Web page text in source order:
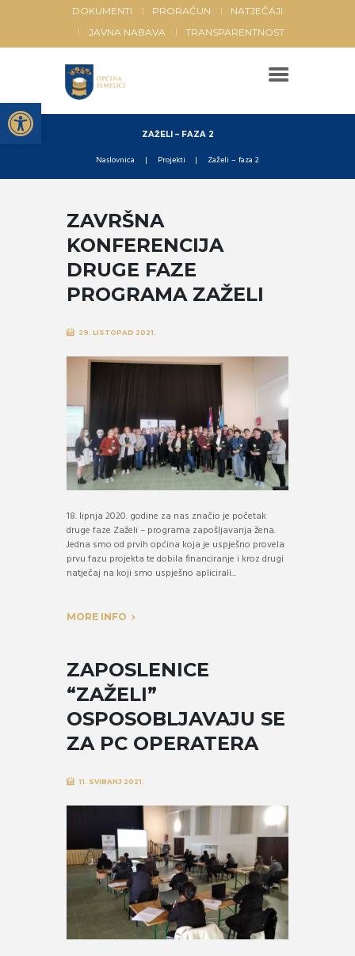
Open toolbar
DOKUMENTI PRORAČUN
NATJEČAJI
JAVNA NABAVA
TRANSPARENTNOST
ZAŽELI – FAZA 2
Naslovnica Projekti Zaželi – faza 2
ZAVRŠNA
KONFERENCIJA
DRUGE FAZE
PROGRAMA ZAŽELI
29. LISTOPAD 2021.
18. lipnja 2020. godine za nas značio je početak
druge faze Zaželi – programa zapošljavanja žena.
Jedna smo od prvih općina koja je uspješno provela
prvu fazu projekta te dobila financiranje i kroz drugi
natječaj na koji smo uspješno aplicirali...
MORE INFO
ZAPOSLENICE
“ZAŽELI”
OSPOSOBLJAVAJU SE
ZA PC OPERATERA
11. SVIBANJ 2021.